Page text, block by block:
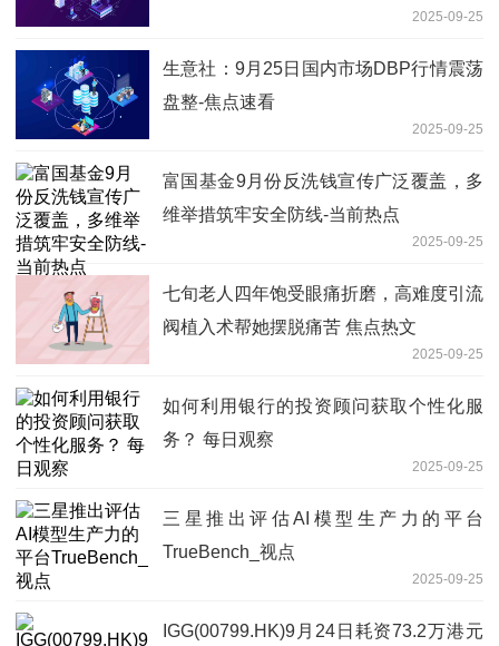
2025-09-25
生意社：9月25日国内市场DBP行情震荡
盘整-焦点速看
2025-09-25
富国基金9月份反洗钱宣传广泛覆盖，多
维举措筑牢安全防线-当前热点
2025-09-25
七旬老人四年饱受眼痛折磨，高难度引流
阀植入术帮她摆脱痛苦 焦点热文
2025-09-25
如何利用银行的投资顾问获取个性化服
务？ 每日观察
2025-09-25
三星推出评估AI模型生产力的平台
TrueBench_视点
2025-09-25
IGG(00799.HK)9月24日耗资73.2万港元